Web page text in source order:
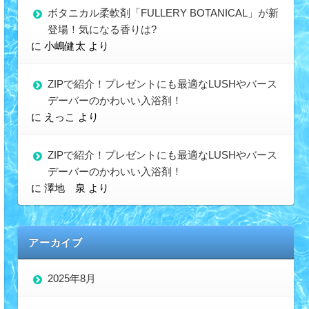
ボタニカル柔軟剤「FULLERY BOTANICAL」が新
登場！気になる香りは?
に 小嶋健太 より
ZIPで紹介！プレゼントにも最適なLUSHやバース
デーバーのかわいい入浴剤！
に えっこ より
ZIPで紹介！プレゼントにも最適なLUSHやバース
デーバーのかわいい入浴剤！
に 澤地 泉 より
アーカイブ
2025年8月